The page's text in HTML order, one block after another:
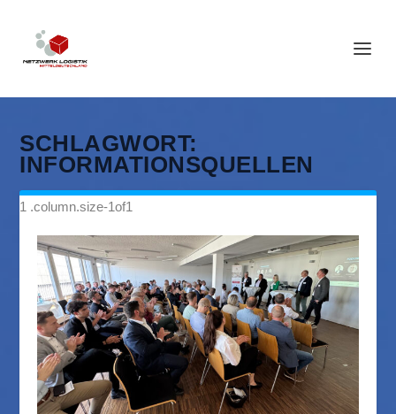
SCHLAGWORT:
INFORMATIONSQUELLEN